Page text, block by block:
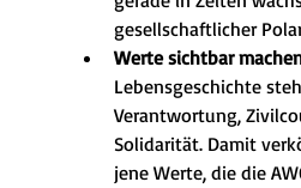
gesellschaftlicher
Werte sichtbar
Lebensgeschichte
Verantwortung,
Solidarität. Damit
jene Werte, die die